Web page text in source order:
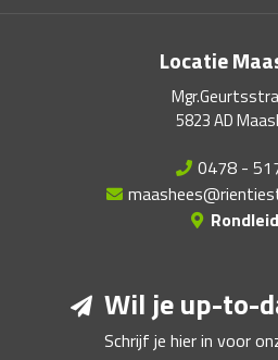
Locatie
5823 AD
0478 -
Wil je up-to-
Schrijf je hier in voor